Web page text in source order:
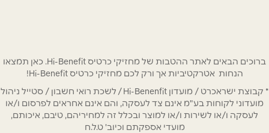
שם מלא*
טלפון *
ברוכים הבאים לאתר ההטבות של מחזיקי כרטיס Hi-Benefit. כאן תמצאו
הנחות אטרקטיביות אך ורק לכם מחזיקי כרטיס Hi-Benefit!
* קבוצת ישראכרט / מועדון Hi-Benenfit / לשכת רואי חשבון / סטייל ניהול
מועדוני לקוחות בע"מ אינם צד לעסקה, והם אינם אחראים לפרסום ו/או
לעסקה ו/או לשירות ו/או למוצר ובכלל זה למחיריהם, טיבם, איכותם,
מועדי אספקתם וכיוב' ט.ל.ח